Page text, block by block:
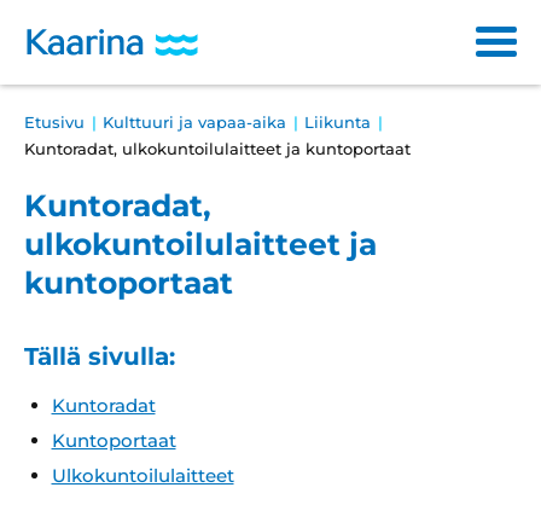
sisältöön
Main
navigation
Varhaiskasvatus ja opetus
Kulttuuri ja vapaa-aika
Asuminen ja ympäristö
Osallistuminen ja päätöksenteko
Työ ja yrittäminen
Haku
Breadcrumb
Etusivu Kulttuuri ja vapaa-aika
Liikunta
Kuntoradat, ulkokuntoilulaitteet ja kuntoportaat
Kuntoradat,
ulkokuntoilulaitteet ja
kuntoportaat
Tällä sivulla:
Kuntoradat
Kuntoportaat
Ulkokuntoilulaitteet